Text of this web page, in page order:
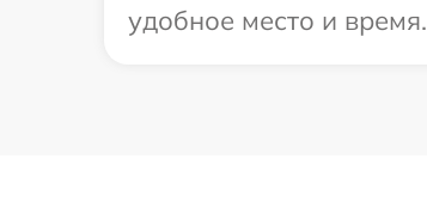
удобное место и время.